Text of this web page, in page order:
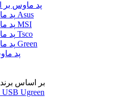
پد ماوس بر
پد ماوس Asus
پد ماوس MSI
پد ماوس Tsco
پد ماوس Green
پد
هاب USB بر اساس برند
هاب USB Ugreen